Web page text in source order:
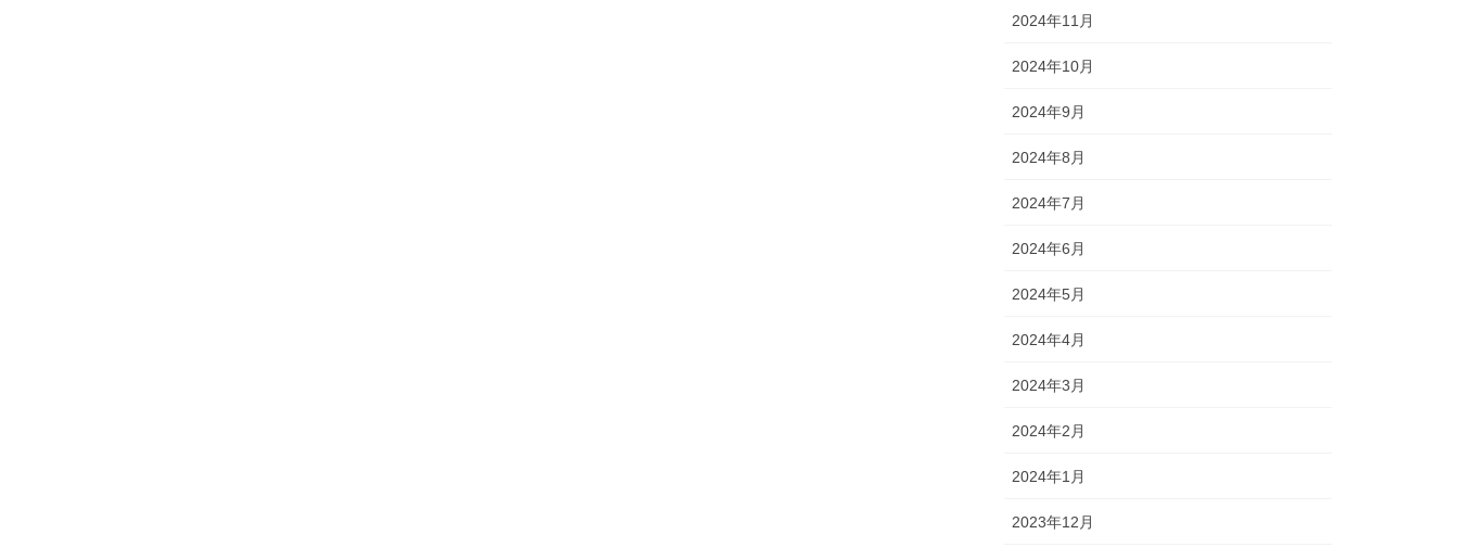
2024年11月
2024年10月
2024年9月
2024年8月
2024年7月
2024年6月
2024年5月
2024年4月
2024年3月
2024年2月
2024年1月
2023年12月